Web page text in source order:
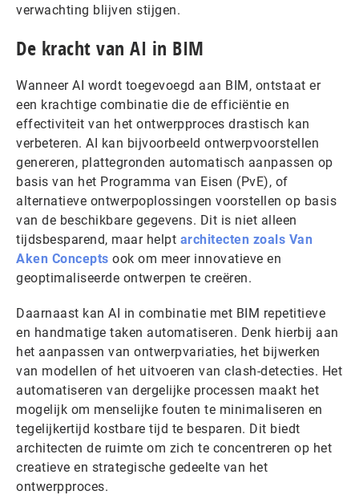
verwachting blijven stijgen.
De kracht van AI in BIM
Wanneer AI wordt toegevoegd aan BIM, ontstaat er
een krachtige combinatie die de efficiëntie en
effectiviteit van het ontwerpproces drastisch kan
verbeteren. AI kan bijvoorbeeld ontwerpvoorstellen
genereren, plattegronden automatisch aanpassen op
basis van het Programma van Eisen (PvE), of
alternatieve ontwerpoplossingen voorstellen op basis
van de beschikbare gegevens. Dit is niet alleen
tijdsbesparend, maar helpt architecten zoals Van
Aken Concepts ook om meer innovatieve en
geoptimaliseerde ontwerpen te creëren.
Daarnaast kan AI in combinatie met BIM repetitieve
en handmatige taken automatiseren. Denk hierbij aan
het aanpassen van ontwerpvariaties, het bijwerken
van modellen of het uitvoeren van clash-detecties. Het
automatiseren van dergelijke processen maakt het
mogelijk om menselijke fouten te minimaliseren en
tegelijkertijd kostbare tijd te besparen. Dit biedt
architecten de ruimte om zich te concentreren op het
creatieve en strategische gedeelte van het
ontwerpproces.